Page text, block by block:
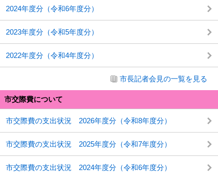
2024年度分（令和6年度分）
2023年度分（令和5年度分）
2022年度分（令和4年度分）
市長記者会見の一覧を見る
市交際費について
市交際費の支出状況 2026年度分（令和8年度分）
市交際費の支出状況 2025年度分（令和7年度分）
市交際費の支出状況 2024年度分（令和6年度分）